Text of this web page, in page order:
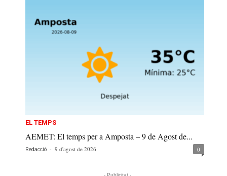
EL TEMPS
AEMET: El temps per a Amposta – 9 de Agost de...
Redacció - 9 d'agost de 2026 0
- Publicitat -